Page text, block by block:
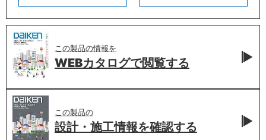
この製品の情報を
WEBカタログで閲覧する
この製品の
設計・施工情報を確認する